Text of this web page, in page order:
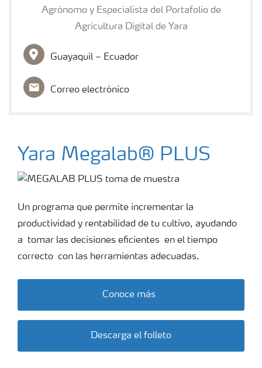
Agrónomo y Especialista del Portafolio de
Agricultura Digital de Yara
Guayaquil – Ecuador
Correo electrónico
Yara Megalab® PLUS
Un programa que permite incrementar la
productividad y rentabilidad de tu cultivo, ayudando
a tomar las decisiones eficientes en el tiempo
correcto con las herramientas adecuadas.
Conoce más
Descarga el folleto